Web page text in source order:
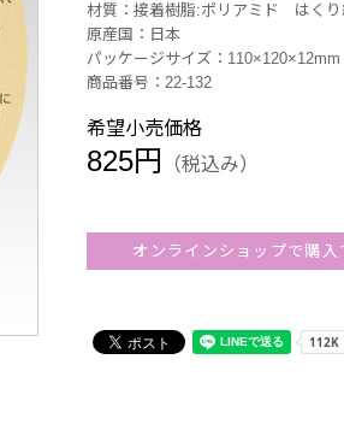
材質：接着樹脂:ポリアミド はくり
原産国：日本
パッケージサイズ：110×120×12mm
商品番号：22-132
希望小売価格
825円 （税込み）
オンラインショップで購入